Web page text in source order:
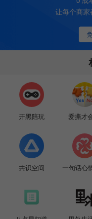
让每个商家
开黑陪玩 爱撕才
共识空间 一句话心